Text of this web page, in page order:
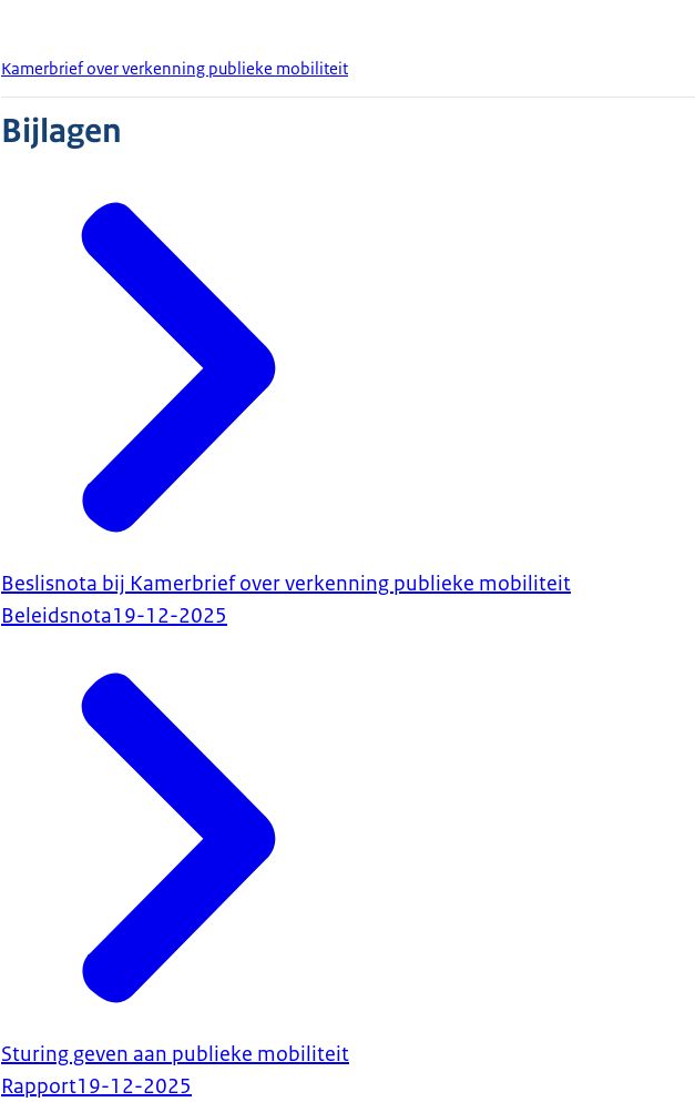
Kamerbrief over verkenning publieke mobiliteit
Bijlagen
Beslisnota bij Kamerbrief over verkenning publieke mobiliteit
Beleidsnota19-12-2025
Sturing geven aan publieke mobiliteit
Rapport19-12-2025